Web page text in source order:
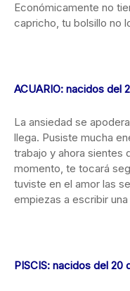
Económicamente no
capricho, tu bolsillo no
ACUARIO: nacidos del
La ansiedad se
llega. Pusiste mucha
trabajo y ahora sientes
momento, te tocará
tuviste en el amor las
empiezas a escribir
PISCIS: nacidos del 20